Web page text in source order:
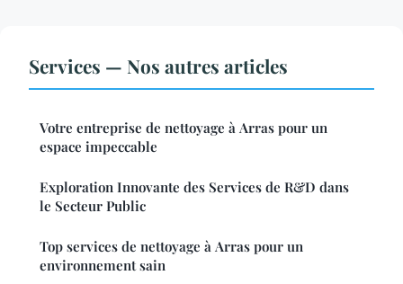
Services — Nos autres articles
Votre entreprise de nettoyage à Arras pour un
espace impeccable
Exploration Innovante des Services de R&D dans
le Secteur Public
Top services de nettoyage à Arras pour un
environnement sain